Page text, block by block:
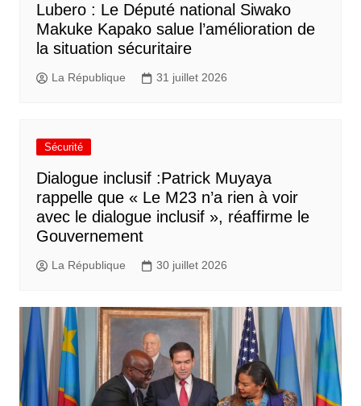
Lubero : Le Député national Siwako
Makuke Kapako salue l’amélioration de
la situation sécuritaire
La République 31 juillet 2026
Sécurité
Dialogue inclusif :Patrick Muyaya
rappelle que « Le M23 n’a rien à voir
avec le dialogue inclusif », réaffirme le
Gouvernement
La République 30 juillet 2026